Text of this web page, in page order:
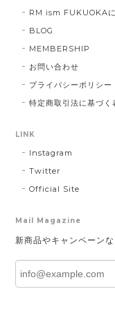
RM ism FUKUOKA
BLOG
MEMBERSHIP
お問い合わせ
プライバシーポリシー
特定商取引法に基づく
LINK
Instagram
Twitter
Official Site
Mail Magazine
新商品やキャンペーン